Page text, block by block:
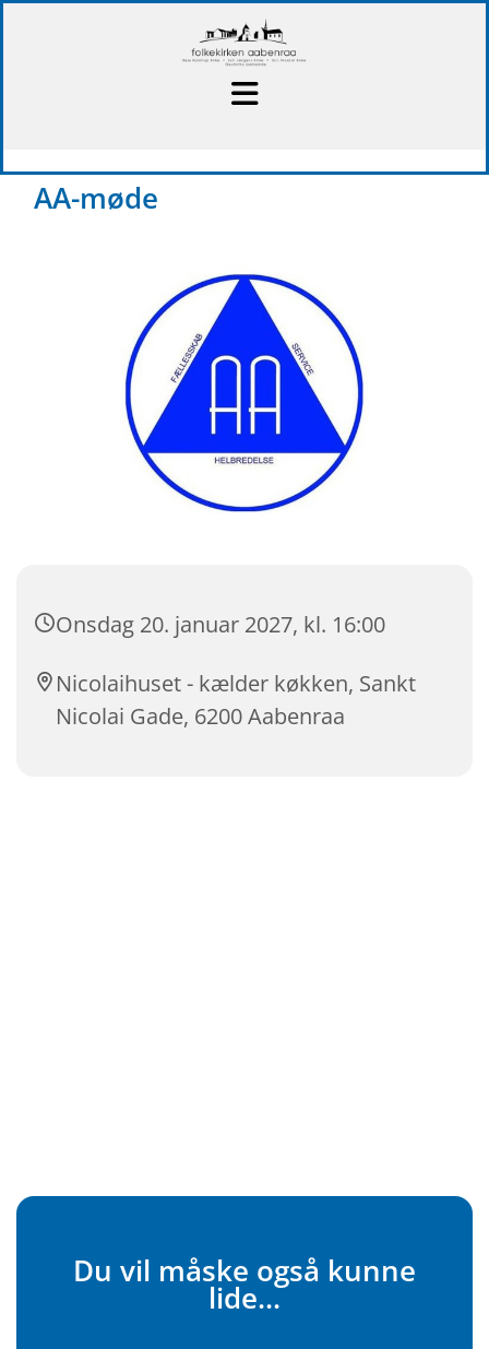
AA-møde
Onsdag 20. januar 2027, kl. 16:00
Nicolaihuset - kælder køkken, Sankt
Nicolai Gade, 6200 Aabenraa
Du vil måske også kunne
lide...